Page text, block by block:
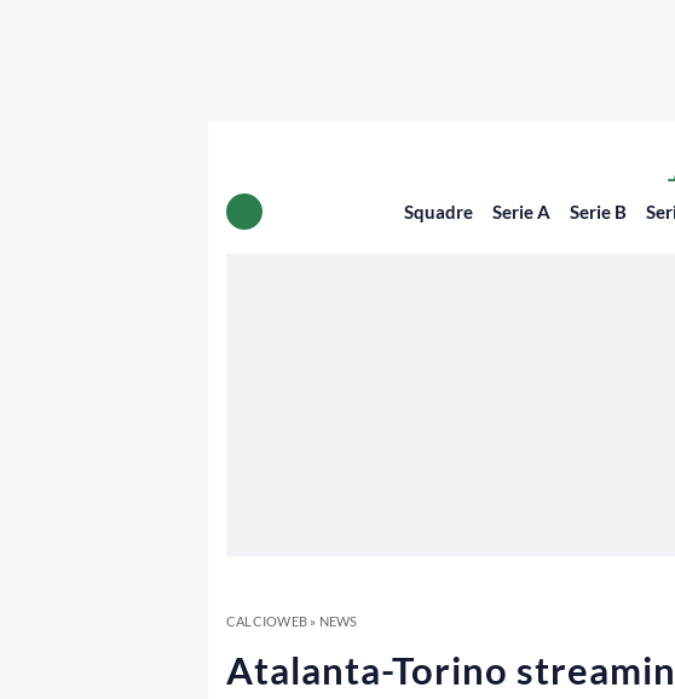
Squadre Serie A Serie B
CALCIOWEB» NEWS
Atalanta-Torino